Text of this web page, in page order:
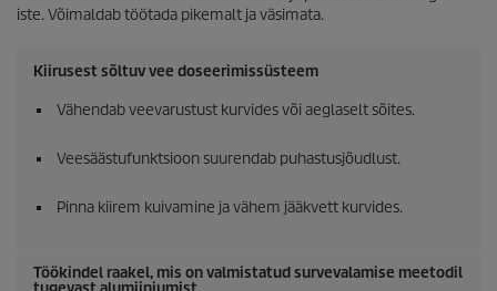
iste. Võimaldab töötada pikemalt ja väsimata.
Kiirusest sõltuv vee doseerimissüsteem
Vähendab veevarustust kurvides või aeglaselt sõites.
Veesäästufunktsioon suurendab puhastusjõudlust.
Pinna kiirem kuivamine ja vähem jääkvett kurvides.
Töökindel raakel, mis on valmistatud survevalamise meetodil